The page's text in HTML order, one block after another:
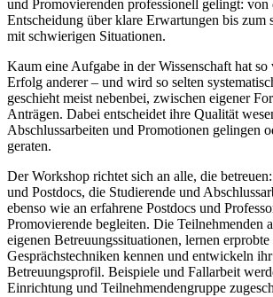
und Promovierenden professionell gelingt: von
Entscheidung über klare Erwartungen bis zum
mit schwierigen Situationen.
Kaum eine Aufgabe in der Wissenschaft hat
Erfolg anderer – und wird so selten
geschieht meist nebenbei, zwischen eigener
Anträgen. Dabei entscheidet ihre Qualität
Abschlussarbeiten und Promotionen gelingen
geraten.
Der Workshop richtet sich an alle, die
und Postdocs, die Studierende und
ebenso wie an erfahrene Postdocs und
Promovierende begleiten. Die Teilnehmenden
eigenen Betreuungssituationen, lernen
Gesprächstechniken kennen und entwickeln
Betreuungsprofil. Beispiele und Fallarbeit
Einrichtung und Teilnehmendengruppe